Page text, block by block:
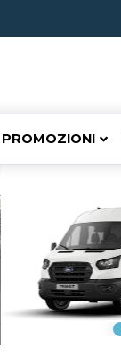
PROMOZIONI